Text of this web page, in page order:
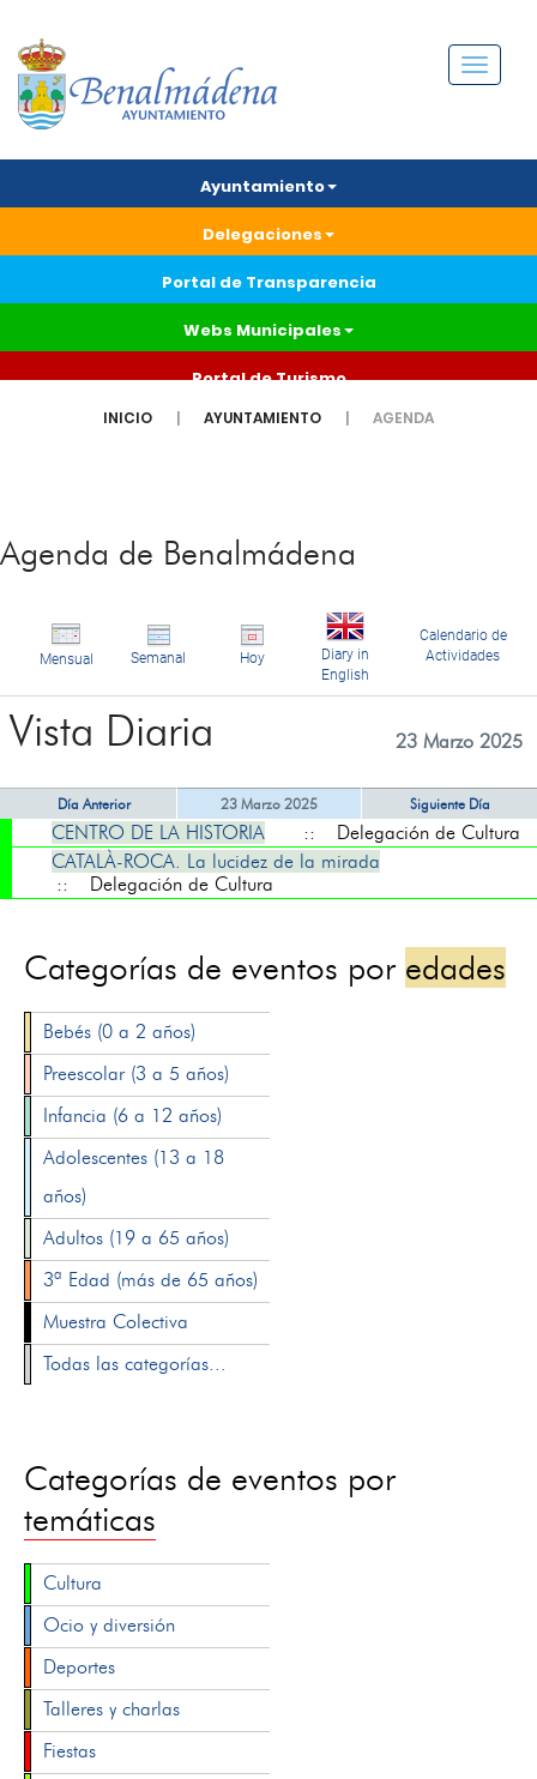
Menú
Ayuntamiento
Delegaciones
Portal de Transparencia
Webs Municipales
Portal de Turismo
INICIO AYUNTAMIENTO AGENDA
Agenda de Benalmádena
Mensual Semanal Hoy
Diary in
English
Calendario de
Actividades
Vista Diaria 23 Marzo 2025
Día Anterior 23 Marzo 2025 Siguiente Día
CENTRO DE LA HISTORIA
:: Delegación de Cultura
CATALÀ-ROCA. La lucidez de la mirada
:: Delegación de Cultura
Categorías de eventos por edades
Bebés (0 a 2 años)
Preescolar (3 a 5 años)
Infancia (6 a 12 años)
Adolescentes (13 a 18
años)
Adultos (19 a 65 años)
3ª Edad (más de 65 años)
Muestra Colectiva
Todas las categorías...
Categorías de eventos por
temáticas
Cultura
Ocio y diversión
Deportes
Talleres y charlas
Fiestas